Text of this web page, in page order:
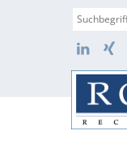
Suche